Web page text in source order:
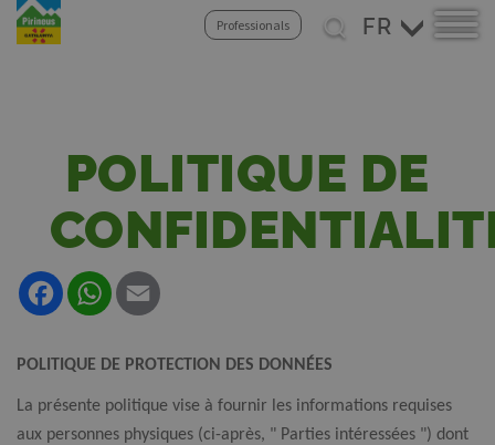
Aller
Professionals
Select
your
POLITIQUE DE
FacebookWhatsApp
POLITIQUE DE PROTECTION DES DONNÉES
La présente politique vise à fournir les informations requises
aux personnes physiques (ci-après, " Parties intéressées ") dont